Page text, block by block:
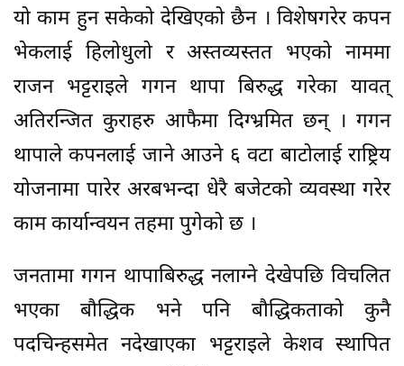
यो काम हुन सकेको देखिएको छैन । विशेषगरेर कपन
भेकलाई हिलोधुलो र अस्तव्यस्तत भएको नाममा
राजन भट्टराइले गगन थापा बिरुद्ध गरेका यावत्
अतिरन्जित कुराहरु आफैमा दिग्भ्रमित छन् । गगन
थापाले कपनलाई जाने आउने ६ वटा बाटोलाई राष्ट्रिय
योजनामा पारेर अरबभन्दा धेरै बजेटको व्यवस्था गरेर
काम कार्यान्वयन तहमा पुगेको छ ।
जनतामा गगन थापाबिरुद्ध नलाग्ने देखेपछि विचलित
भएका बौद्धिक भने पनि बौद्धिकताको कुनै
पदचिन्हसमेत नदेखाएका भट्टराइले केशव स्थापित